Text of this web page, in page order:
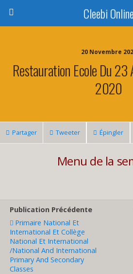
Cleebi Online
20 Novembre
Restauration Ecole Du 23
2020
Partager Tweeter Épingler
Menu de la
Publication Précédente
Primaire National Et
International Et Collège
National Et International
/National And International
Primary And Secondary
Classes